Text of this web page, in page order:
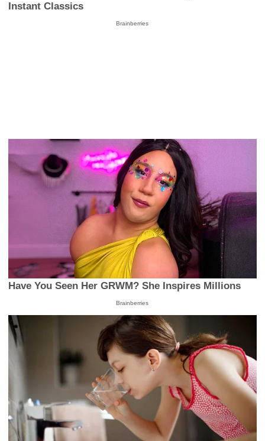
Instant Classics
Brainberries
Have You Seen Her GRWM? She Inspires Millions
Brainberries